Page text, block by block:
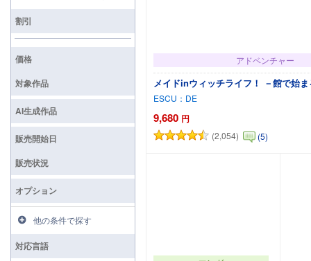
アドベンチャー
メイドinウィッチライフ！ －館で始
ESCU：DE
9,680 円
(2,054) (5)
カートに追加
割引
価格
対象作品
AI生成作品
販売開始日
販売状況
オプション
他の条件で探す
対応言語